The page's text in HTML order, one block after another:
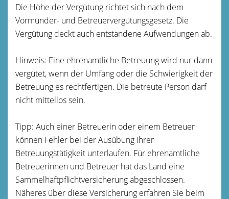
Die Höhe der Vergütung richtet sich nach dem
Vormünder- und Betreuervergütungsgesetz. Die
Vergütung deckt auch entstandene Aufwendungen ab.
Hinweis: Eine ehrenamtliche Betreuung wird nur dann
vergütet, wenn der Umfang oder die Schwierigkeit der
Betreuung es rechtfertigen. Die betreute Person darf
nicht mittellos sein.
Tipp: Auch einer Betreuerin oder einem Betreuer
können Fehler bei der Ausübung ihrer
Betreuungstätigkeit unterlaufen. Für ehrenamtliche
Betreuerinnen und Betreuer hat das Land eine
Sammelhaftpflichtversicherung abgeschlossen.
Näheres über diese Versicherung erfahren Sie beim